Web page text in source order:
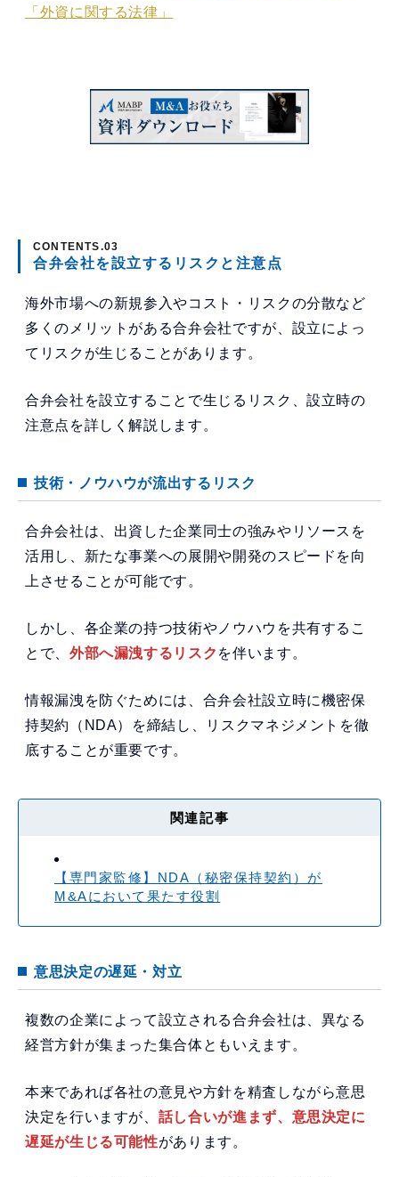
「外資に関する法律」
合弁会社を設立するリスクと注意点
海外市場への新規参入やコスト・リスクの分散など
多くのメリットがある合弁会社ですが、設立によっ
てリスクが生じることがあります。
合弁会社を設立することで生じるリスク、設立時の
注意点を詳しく解説します。
技術・ノウハウが流出するリスク
合弁会社は、出資した企業同士の強みやリソースを
活用し、新たな事業への展開や開発のスピードを向
上させることが可能です。
しかし、各企業の持つ技術やノウハウを共有するこ
とで、 外部へ漏洩するリスク を伴います。
情報漏洩を防ぐためには、合弁会社設立時に機密保
持契約（NDA）を締結し、リスクマネジメントを徹
底することが重要です。
関連記事
【専門家監修】NDA（秘密保持契約）が
M&Aにおいて果たす役割
意思決定の遅延・対立
複数の企業によって設立される合弁会社は、異なる
経営方針が集まった集合体ともいえます。
本来であれば各社の意見や方針を精査しながら意思
決定を行いますが、 話し合いが進まず、意思決定に
遅延が生じる可能性があります。